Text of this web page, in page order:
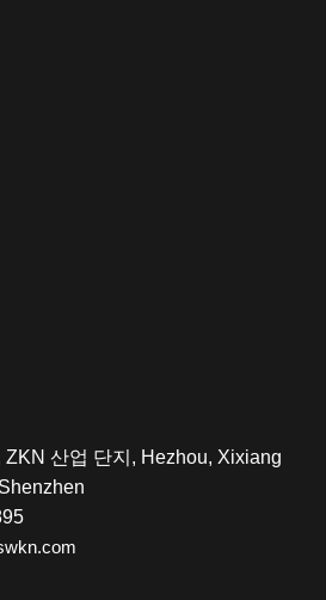
ZKN 산업 단지, Hezhou, Xixiang